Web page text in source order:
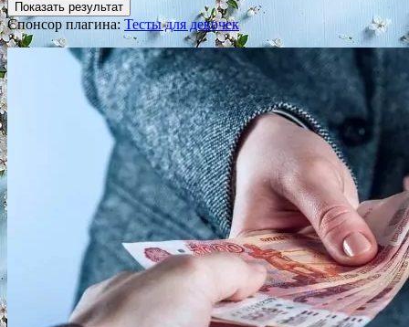
Спонсор плагина: Тесты для девочек